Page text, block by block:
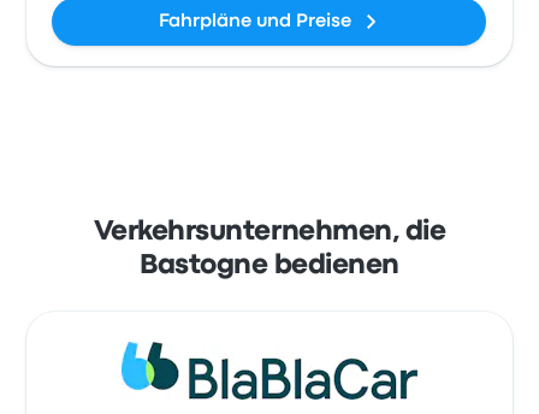
Fahrpläne und Preise
Verkehrsunternehmen, die
Bastogne bedienen